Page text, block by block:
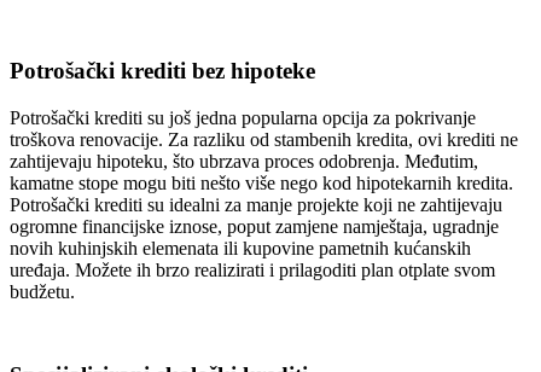
Potrošački krediti bez hipoteke
Potrošački krediti su još jedna popularna opcija za pokrivanje
troškova renovacije. Za razliku od stambenih kredita, ovi krediti ne
zahtijevaju hipoteku, što ubrzava proces odobrenja. Međutim,
kamatne stope mogu biti nešto više nego kod hipotekarnih kredita.
Potrošački krediti su idealni za manje projekte koji ne zahtijevaju
ogromne financijske iznose, poput zamjene namještaja, ugradnje
novih kuhinjskih elemenata ili kupovine pametnih kućanskih
uređaja. Možete ih brzo realizirati i prilagoditi plan otplate svom
budžetu.